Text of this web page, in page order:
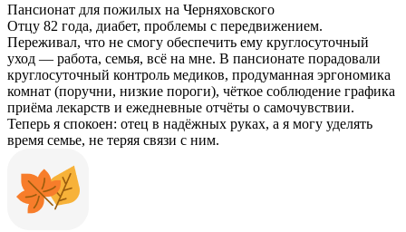
Пансионат для пожилых на Черняховского
Отцу 82 года, диабет, проблемы с передвижением.
Переживал, что не смогу обеспечить ему круглосуточный
уход — работа, семья, всё на мне. В пансионате порадовали
круглосуточный контроль медиков, продуманная эргономика
комнат (поручни, низкие пороги), чёткое соблюдение графика
приёма лекарств и ежедневные отчёты о самочувствии.
Теперь я спокоен: отец в надёжных руках, а я могу уделять
время семье, не теряя связи с ним.